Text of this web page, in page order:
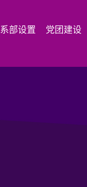
系部设置 党团建设